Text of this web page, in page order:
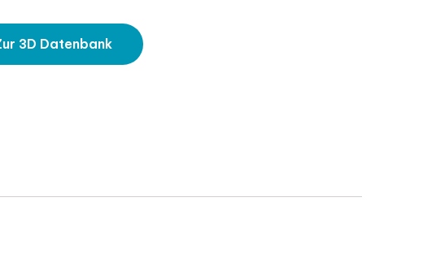
3D Datenbank